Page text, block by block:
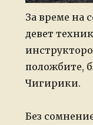
За време на
девет
положбите,
Чигирики.
Без